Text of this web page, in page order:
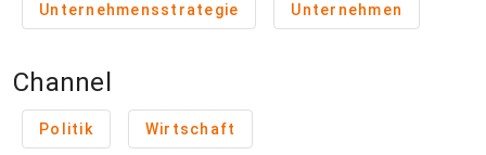
Unternehmensstrategie Unternehmen
Channel
Politik Wirtschaft